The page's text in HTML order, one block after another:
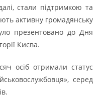
стали підтримкою та
активну громадянську
презентовано до Дня
Києва.
осіб отримали статус
серед